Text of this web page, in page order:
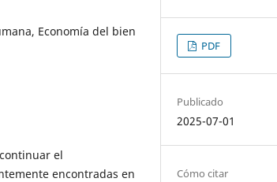
Economía del bien
el
encontradas en
PDF
Publicado
2025-07-01
Cómo citar